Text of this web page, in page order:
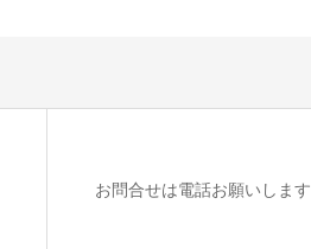
お問合せは電話お願いします